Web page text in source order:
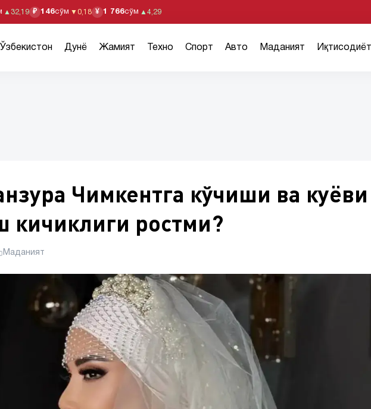
▲ 32,19 ₽ 146сўм ▼ 0,18 ¥ 1 766сўм ▲ 4,29
Ўзбекистон Дунё Жамият Техно Спорт Авто Маданият Иқтисодиёт
Чимкентга кўчиши ва куёви
кичиклиги ростми?
Маданият